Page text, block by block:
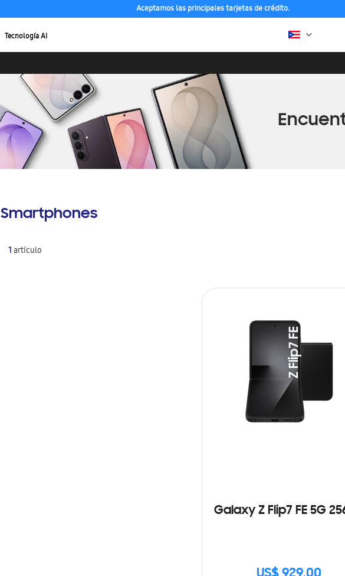
Aceptamos las principales tarjetas de crédito.
Tecnología AI
Smartphones
1artículo
Galaxy Z Flip7 FE 5G